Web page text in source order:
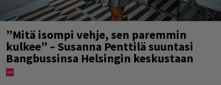
”Mitä isompi vehje, sen paremmin
kulkee” – Susanna Penttilä suuntasi
Bangbussinsa Helsingin keskustaan